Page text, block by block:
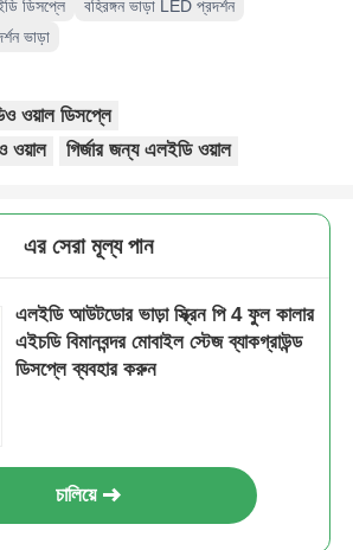
ডিসপ্লে
বহিরঙ্গন ভাড়া LED প্রদর্শন
ভাড়া
ওয়াল ডিসপ্লে
ওয়াল
গির্জার জন্য এলইডি ওয়াল
এর সেরা মূল্য পান
এলইডি আউটডোর ভাড়া স্ক্রিন পি 4 ফুল কালার
এইচডি বিমানবন্দর মোবাইল স্টেজ ব্যাকগ্রাউন্ড
ডিসপ্লে ব্যবহার করুন
চালিয়ে